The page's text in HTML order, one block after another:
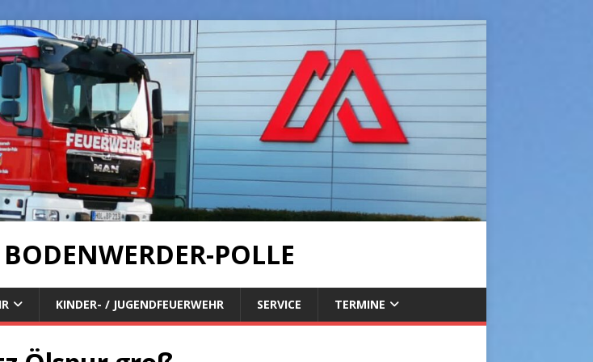
POLLE
KINDER- / JUGENDFEUERWEHR SERVICE TERMINE